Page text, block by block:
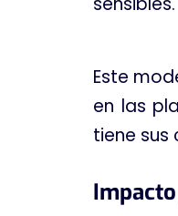
Este
en las
tiene